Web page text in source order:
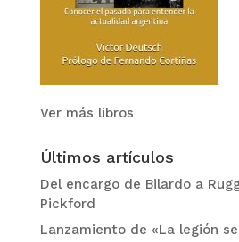
Ver más libros
Últimos artículos
Del encargo de Bilardo a
Pickford
Lanzamiento de «La legión